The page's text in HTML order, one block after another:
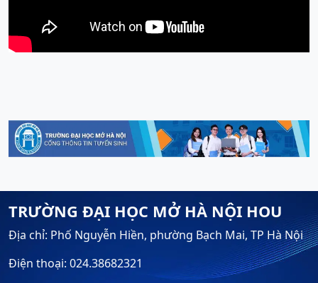
TRƯỜNG ĐẠI HỌC MỞ HÀ NỘI HOU
Địa chỉ: Phố Nguyễn Hiền, phường Bạch Mai, TP Hà Nội
Điện thoại: 024.38682321